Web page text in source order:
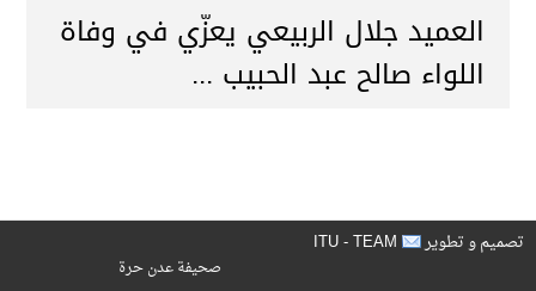
العميد جلال الربيعي يعزّي في وفاة
اللواء صالح عبد الحبيب ...
تصميم و تطوير ITU - TEAM
صحيفة عدن حرة